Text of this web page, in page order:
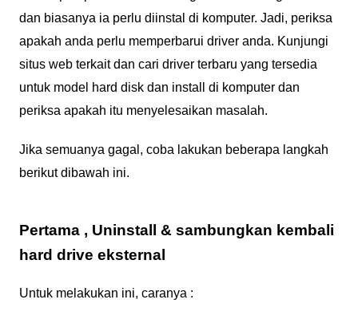
dan biasanya ia perlu diinstal di komputer. Jadi, periksa
apakah anda perlu memperbarui driver anda. Kunjungi
situs web terkait dan cari driver terbaru yang tersedia
untuk model hard disk dan install di komputer dan
periksa apakah itu menyelesaikan masalah.
Jika semuanya gagal, coba lakukan beberapa langkah
berikut dibawah ini.
Pertama , Uninstall & sambungkan kembali
hard drive eksternal
Untuk melakukan ini, caranya :